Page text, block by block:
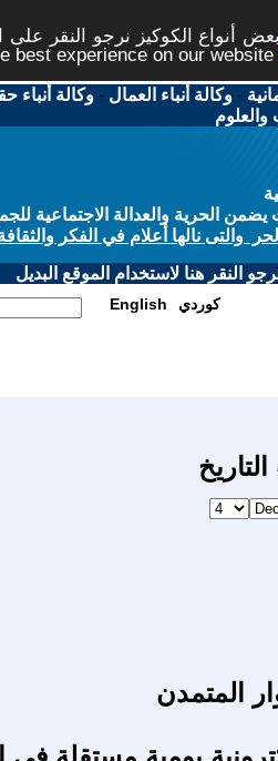
أنواع الكوكيز نرجو النقر
best experience on our website
-وكالة أنباء العمال -وكالة أنباء
والعلوم
الحرية والعدالة الاجتماعية
والتى نالها أعلام في الفكر
النقر هنا لاستخدام الموقع البديل
English كوردي
المتمدن